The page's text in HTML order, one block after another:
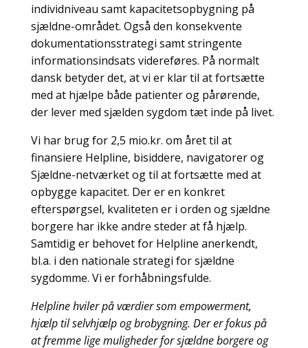
individniveau samt kapacitetsopbygning på
sjældne-området. Også den konsekvente
dokumentationsstrategi samt stringente
informationsindsats videreføres. På normalt
dansk betyder det, at vi er klar til at fortsætte
med at hjælpe både patienter og pårørende,
der lever med sjælden sygdom tæt inde på livet.
Vi har brug for 2,5 mio.kr. om året til at
finansiere Helpline, bisiddere, navigatorer og
Sjældne-netværket og til at fortsætte med at
opbygge kapacitet. Der er en konkret
efterspørgsel, kvaliteten er i orden og sjældne
borgere har ikke andre steder at få hjælp.
Samtidig er behovet for Helpline anerkendt,
bl.a. i den nationale strategi for sjældne
sygdomme. Vi er forhåbningsfulde.
Helpline hviler på værdier som empowerment,
hjælp til selvhjælp og brobygning. Der er fokus på
at fremme lige muligheder for sjældne borgere og